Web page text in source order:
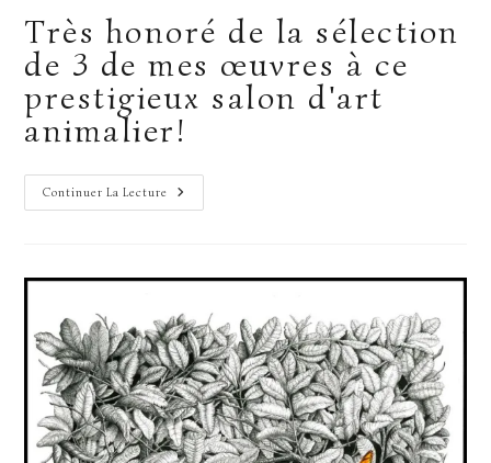
publication :
Très honoré de la sélection
de 3 de mes œuvres à ce
prestigieux salon d'art
animalier!
Continuer La Lecture
Jour
De